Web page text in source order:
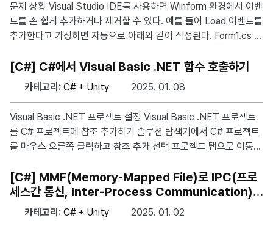
오는데, 오른쪽 클릭후 관리자 권한으로 실행한다. 관리자 권한으로
실행하면 다음 사진과 같이 출력된다. PowerShell 스크립트 메모
장
문제 상황 Visual Studio IDE를 사용하면 Winform 환경에서 이벤
트를 손 쉽게 추가하거나 제거할 수 있다. 예를 들어 Load 이벤트를
추가한다고 가정하면 자동으로 아래와 같이 작성된다. Form1.cs pr
e) { // Add your form load event handling code here. } Form
1.Designer.cs this.Load += new System.EventHandler(this.
Form1_Load); 문제는 런타임 도중에 해당 이벤트를 해제해야할 필
해서는 간단히
[C#] C#에서 Visual Basic .NET 함수 호출하기
카테고리: C# + Unity 2025. 01. 08
Visual Basic .NET 프로젝트 설정 Visual Basic .NET 프로젝트
를 C# 프로젝트에 참조 추가하기 솔루션 탐색기에서 C# 프로젝트
를 마우스 오른쪽 클릭하고 참조 추가 선택 프로젝트 탭으로 이동하
sic .NET 함수의 접근 제한자 확인 아래와 같이 Visual Basic .NE
T 함수가 C#에서 호출되려면 Public Shared 접근 제한자를 가져
야 한다. Public Class VbClass Public Shared Function AddN
umbers(x As Integer, y As Integer) As Integer Return x + y
[C#] MMF(Memory-Mapped File)로 IPC(프로
세스간 통신, Inter-Process Communication)하
카테고리: C# + Unity 2025. 01. 02